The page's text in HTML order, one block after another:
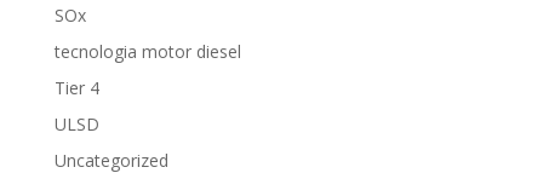
SOx
tecnologia motor diesel
Tier 4
ULSD
Uncategorized